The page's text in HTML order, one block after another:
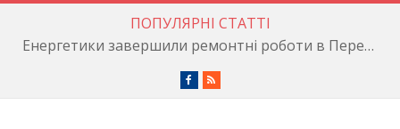
ПОПУЛЯРНІ СТАТТІ
Енергетики завершили ремонтні роботи в Пересипському районі
Facebook
RSS